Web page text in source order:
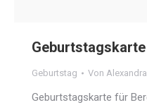
Geburtstagskarte
Geburtstag Von
Geburtstagskarte für